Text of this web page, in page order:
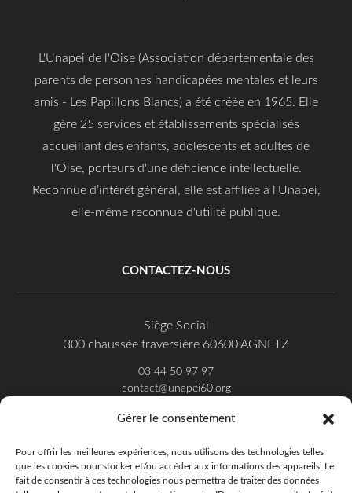
Gérer le consentement
Pour offrir les meilleures expériences, nous utilisons des technologies telles
que les cookies pour stocker et/ou accéder aux informations des appareils. Le
fait de consentir à ces technologies nous permettra de traiter des données
L'Unapei de l'Oise (Association départementale des
parents de personnes handicapées mentales et leurs
amis - Les Papillons Blancs) a été créée en 1965. Elle
gère 25 services et établissements spécialisés
accueillant des enfants, adolescents et adultes de
l'Oise, porteurs d'une déficience intellectuelle.
Reconnue d’intérêt général, elle est affiliée à l'Unapei,
elle-même reconnue d'utilité publique.
CONTACTEZ-NOUS
Siège Social
300 chaussée traversière 60600 AGNETZ
03 44 50 97 97
contact@unapei60.org